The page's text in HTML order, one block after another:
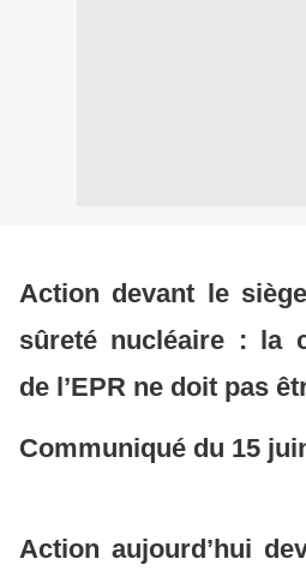
Action devant le
sûreté nucléaire : la
de l’EPR ne doit pas
Communiqué du 15
Action aujourd’hui